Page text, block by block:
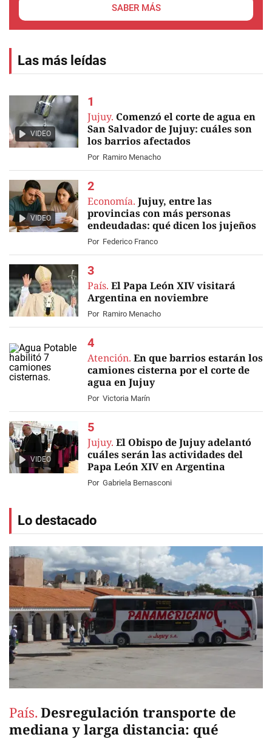
SABER MÁS
Las más leídas
VIDEO
Jujuy. Comenzó el corte de agua en
San Salvador de Jujuy: cuáles son
los barrios afectados
Por Ramiro Menacho
VIDEO
Economía. Jujuy, entre las
provincias con más personas
endeudadas: qué dicen los jujeños
Por Federico Franco
País. El Papa León XIV visitará
Argentina en noviembre
Por Ramiro Menacho
Atención. En que barrios estarán los
camiones cisterna por el corte de
agua en Jujuy
Por Victoria Marín
VIDEO
Jujuy. El Obispo de Jujuy adelantó
cuáles serán las actividades del
Papa León XIV en Argentina
Por Gabriela Bernasconi
Lo destacado
País. Desregulación transporte de
mediana y larga distancia: qué